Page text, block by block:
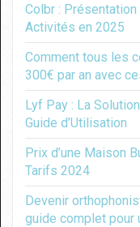
Colbr :
Activités en 2025
Comment tous les
300€ par an avec
Lyf Pay : La
Guide d’Utilisation
Prix d’une Maison
Tarifs 2024
Devenir
guide complet pour